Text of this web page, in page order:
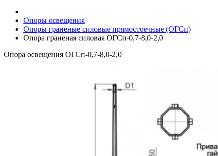
Опоры освещения
Опоры граненые силовые прямостоечные (ОГСп)
Опора граненая силовая ОГСп-0,7-8,0-2,0
Опора освещения ОГСп-0,7-8,0-2,0